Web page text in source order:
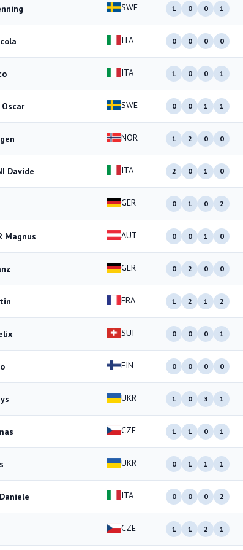
SWE 1 0 0 1
ITA 0 0 0 0
ITA 1 0 0 1
Oscar SWE 0 0 1 1
NOR 1 2 0 0
Davide ITA 2 0 1 0
GER 0 1 0 2
Magnus AUT 0 0 1 0
GER 0 2 0 0
FRA 1 2 1 2
SUI 0 0 0 1
FIN 0 0 0 0
UKR 1 0 3 1
CZE 1 1 0 1
UKR 0 1 1 1
ITA 0 0 0 2
CZE 1 1 2 1